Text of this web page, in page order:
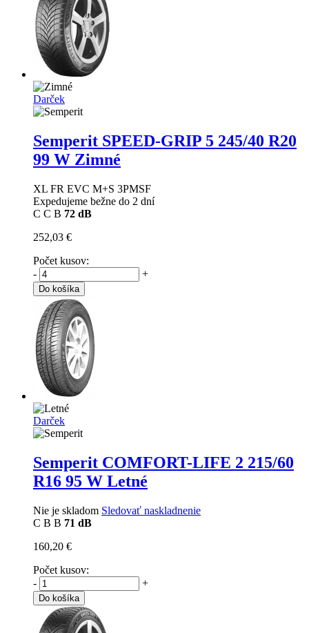
Darček
Semperit SPEED-GRIP 5 245/40 R20
99 W Zimné
XL FR EVC M+S 3PMSF
Expedujeme bežne do 2 dní
C C B 72 dB
252,03 €
Počet kusov:
-
+
Do košíka
Darček
Semperit COMFORT-LIFE 2 215/60
R16 95 W Letné
Nie je skladom Sledovať naskladnenie
C B B 71 dB
160,20 €
Počet kusov:
-
+
Do košíka